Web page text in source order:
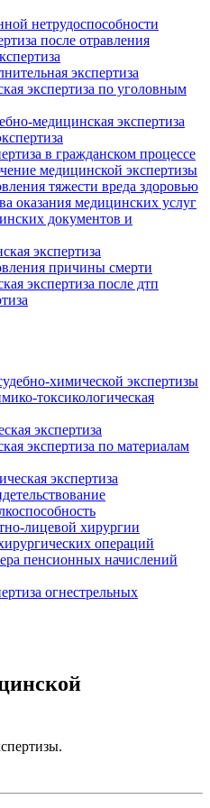
нетрудоспособности
после отравления
экспертиза
экспертиза по уголовным
медицинская экспертиза
в гражданском процессе
медицинской экспертизы
тяжести вреда здоровью
оказания медицинских услуг
документов и
экспертиза
причины смерти
экспертиза после дтп
химической экспертизы
токсикологическая
экспертиза
экспертиза по материалам
экспертиза
лицевой хирургии
операций
пенсионных начислений
огнестрельных